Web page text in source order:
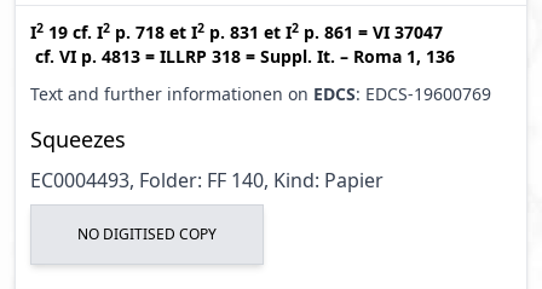
I2 19 cf. I2 p. 718 et I2 p. 831 et I2 p. 861 = VI 37047
cf. VI p. 4813 = ILLRP 318 = Suppl. It. – Roma 1, 136
Text and further informationen on EDCS: EDCS-19600769
Squeezes
EC0004493, Folder: FF 140, Kind: Papier
NO DIGITISED COPY